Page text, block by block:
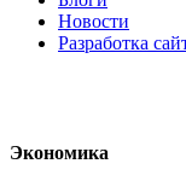
Новости
Разработка
Экономика